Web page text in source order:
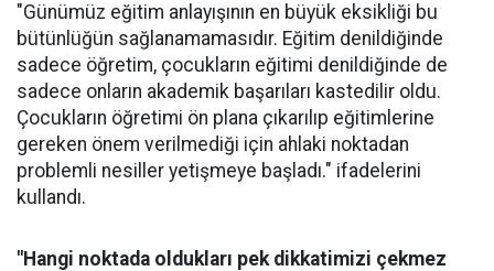
"Günümüz eğitim anlayışının en büyük eksikliği bu
bütünlüğün sağlanamamasıdır. Eğitim denildiğinde
sadece öğretim, çocukların eğitimi denildiğinde de
sadece onların akademik başarıları kastedilir oldu.
Çocukların öğretimi ön plana çıkarılıp eğitimlerine
gereken önem verilmediği için ahlaki noktadan
problemli nesiller yetişmeye başladı." ifadelerini
kullandı.
"Hangi noktada oldukları pek dikkatimizi çekmez